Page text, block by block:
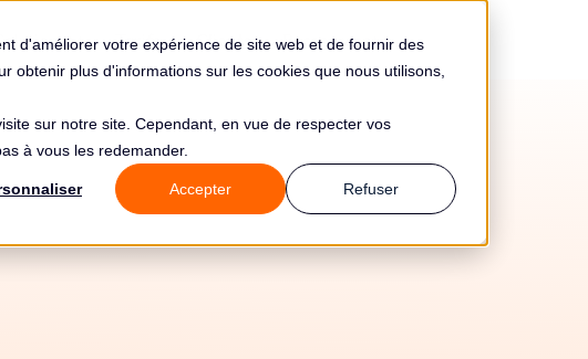
d'améliorer votre expérience de site web et de fournir des
obtenir plus d'informations sur les cookies que nous utilisons,
sur notre site. Cependant, en vue de respecter vos
à vous les redemander.
Accepter Refuser
Tarifs Clients Ressources